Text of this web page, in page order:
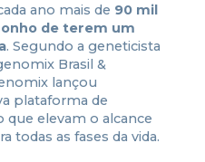
ano mais de 90 mil
de terem um
. Segundo a geneticista
Brasil &
lançou
plataforma de
que elevam o alcance
todas as fases da vida.